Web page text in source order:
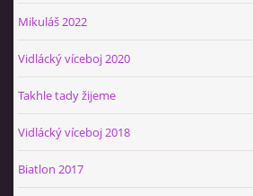
Mikuláš 2022
Vidlácký víceboj 2020
Takhle tady žijeme
Vidlácký víceboj 2018
Biatlon 2017